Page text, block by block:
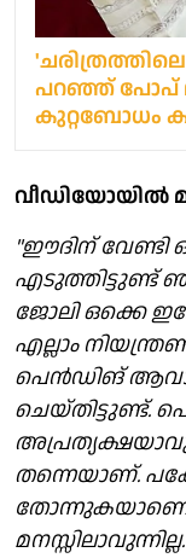
പറഞ്ഞ് പോപ്
കുറ്റബോധം
വീഡിയോയിൽ
"ഈദിന് വേണ്ടി
എടുത്തിട്ടുണ്ട്
ജോലി ഒക്കെ
എല്ലാം
പെൻഡിങ്
ചെയ്തിട്ടുണ്ട്.
തന്നെയാണ്.
മനസ്സിലാവുന്നില്ല.